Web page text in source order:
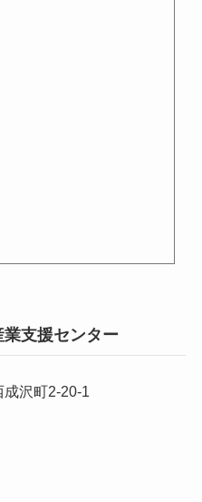
支援センター
沢町2-20-1